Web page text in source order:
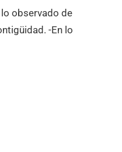
lo observado de
-En lo